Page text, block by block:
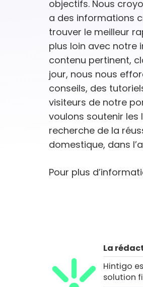
objectifs. Nous
a des informations
trouver le meilleur
plus loin avec notre
contenu pertinent,
jour, nous nous
conseils, des
visiteurs de notre
voulons soutenir les
recherche de la
domestique, dans
Pour plus
La
Hintigo
solution